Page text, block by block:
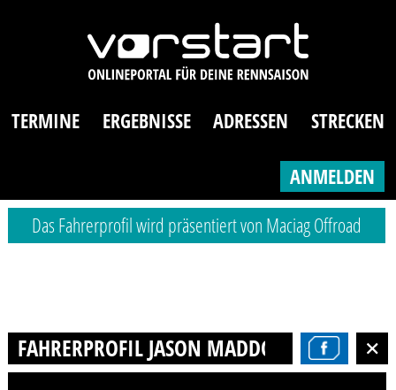
TERMINE ERGEBNISSE ADRESSEN STRECKEN
ANMELDEN
Das Fahrerprofil wird präsentiert von Maciag Offroad
FAHRERPROFIL JASON MADDOX KÜHNEL